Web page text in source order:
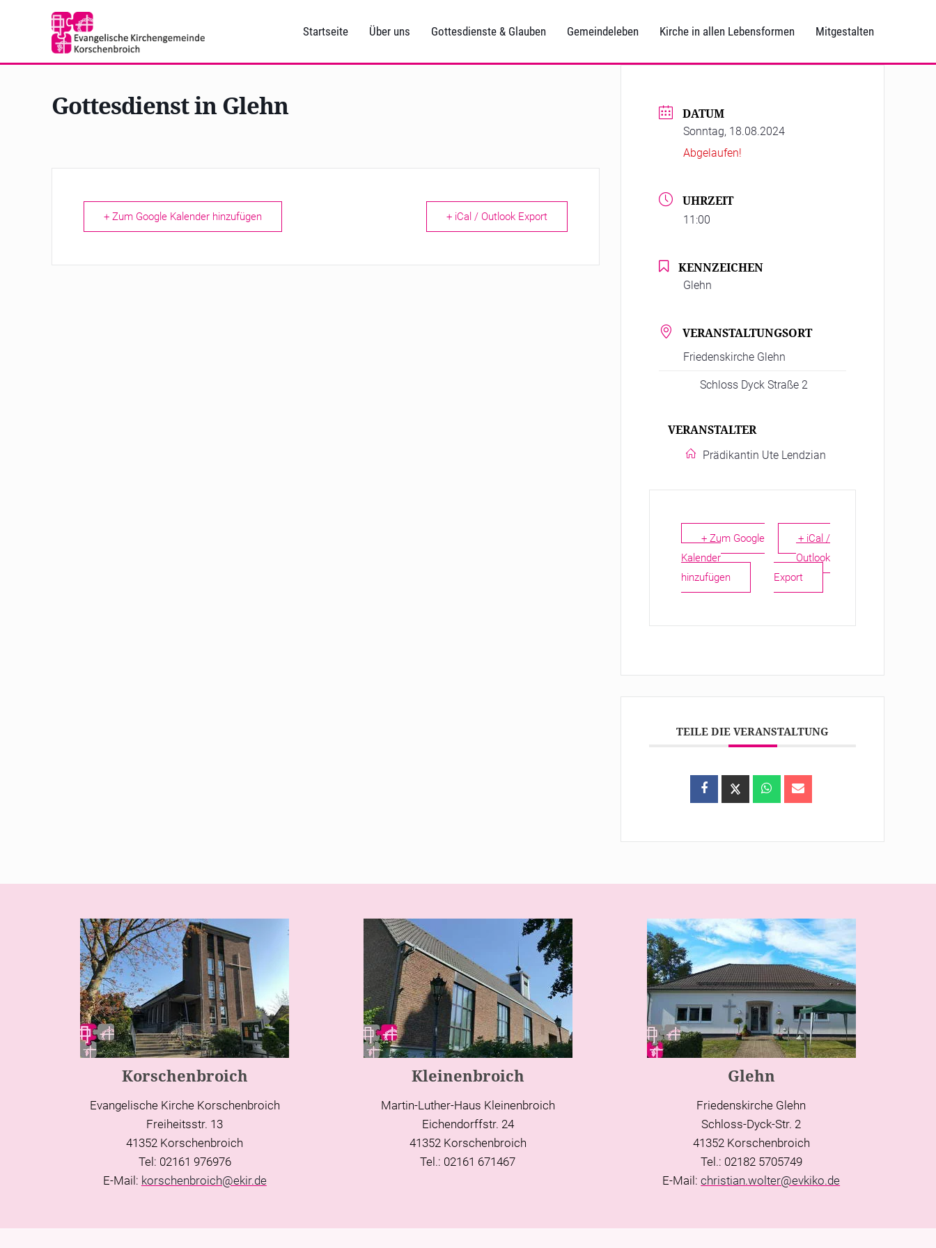
Startseite Über uns Gottesdienste & Glauben Gemeindeleben Kirche in allen Lebensformen Mitgestalten
Gottesdienst in Glehn
+ Zum Google Kalender hinzufügen + iCal / Outlook Export
DATUM
Sonntag, 18.08.2024
Abgelaufen!
UHRZEIT
11:00
KENNZEICHEN
Glehn
VERANSTALTUNGSORT
Friedenskirche Glehn
Schloss Dyck Straße 2
VERANSTALTER
Prädikantin Ute Lendzian
+ Zum Google
Kalender
hinzufügen
+ iCal /
Outlook
Export
TEILE DIE VERANSTALTUNG
Korschenbroich
Evangelische Kirche Korschenbroich
Freiheitsstr. 13
41352 Korschenbroich
Tel: 02161 976976
E-Mail: korschenbroich@ekir.de
Kleinenbroich
Martin-Luther-Haus Kleinenbroich
Eichendorffstr. 24
41352 Korschenbroich
Tel.: 02161 671467
Glehn
Friedenskirche Glehn
Schloss-Dyck-Str. 2
41352 Korschenbroich
Tel.: 02182 5705749
E-Mail:christian.wolter@evkiko.de